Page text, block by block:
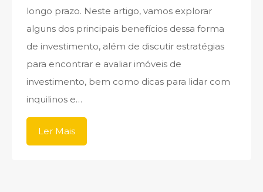
longo prazo. Neste artigo, vamos explorar
alguns dos principais benefícios dessa forma
de investimento, além de discutir estratégias
para encontrar e avaliar imóveis de
investimento, bem como dicas para lidar com
inquilinos e…
Ler Mais